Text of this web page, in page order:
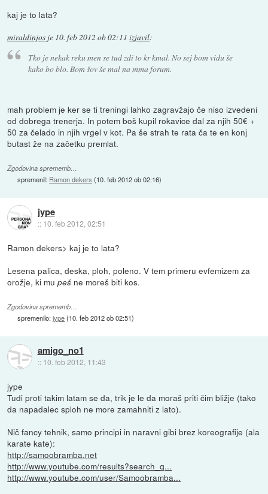
kaj je to lata?
miraldinjos je 10. feb 2012 ob 02:11 izjavil:
Tko je nekak reku men se tud zdi to kr kmal. No sej bom vidu še
kako bo blo. Bom šov še mal na mma forum.
mah problem je ker se ti treningi lahko zagravžajo če niso izvedeni
od dobrega trenerja. In potem boš kupil rokavice dal za njih 50€ +
50 za čelado in njih vrgel v kot. Pa še strah te rata ča te en konj
butast že na začetku premlat.
Zgodovina sprememb…
spremenil: Ramon dekers (10. feb 2012 ob 02:16)
jype
:: 10. feb 2012, 02:51
Ramon dekers> kaj je to lata?
Lesena palica, deska, ploh, poleno. V tem primeru evfemizem za
orožje, ki mupeš ne moreš biti kos.
Zgodovina sprememb…
spremenilo:jype(10. feb 2012 ob 02:51)
amigo_no1
:: 10. feb 2012, 11:43
jype
Tudi proti takim latam se da, trik je le da moraš priti čim bližje (tako
da napadalec sploh ne more zamahniti z lato).
Nič fancy tehnik, samo principi in naravni gibi brez koreografije (ala
karate kate):
http://samoobramba.net
http://www.youtube.com/results?search_q...
http://www.youtube.com/user/Samoobramba...